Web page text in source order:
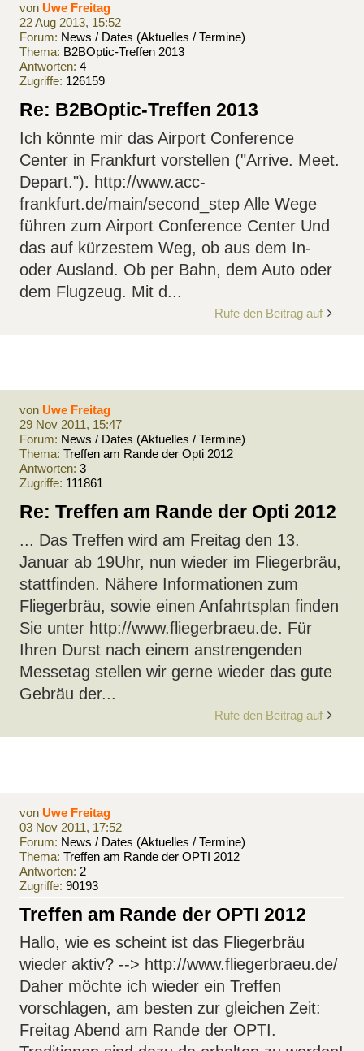
von Uwe Freitag
22 Aug 2013, 15:52
Forum: News / Dates (Aktuelles / Termine)
Thema: B2BOptic-Treffen 2013
Antworten: 4
Zugriffe: 126159
Re: B2BOptic-Treffen 2013
Ich könnte mir das Airport Conference
Center in Frankfurt vorstellen ("Arrive. Meet.
Depart."). http://www.acc-
frankfurt.de/main/second_step Alle Wege
führen zum Airport Conference Center Und
das auf kürzestem Weg, ob aus dem In-
oder Ausland. Ob per Bahn, dem Auto oder
dem Flugzeug. Mit d...
Rufe den Beitrag auf
von Uwe Freitag
29 Nov 2011, 15:47
Forum: News / Dates (Aktuelles / Termine)
Thema: Treffen am Rande der Opti 2012
Antworten: 3
Zugriffe: 111861
Re: Treffen am Rande der Opti 2012
... Das Treffen wird am Freitag den 13.
Januar ab 19Uhr, nun wieder im Fliegerbräu,
stattfinden. Nähere Informationen zum
Fliegerbräu, sowie einen Anfahrtsplan finden
Sie unter http://www.fliegerbraeu.de. Für
Ihren Durst nach einem anstrengenden
Messetag stellen wir gerne wieder das gute
Gebräu der...
Rufe den Beitrag auf
von Uwe Freitag
03 Nov 2011, 17:52
Forum: News / Dates (Aktuelles / Termine)
Thema: Treffen am Rande der OPTI 2012
Antworten: 2
Zugriffe: 90193
Treffen am Rande der OPTI 2012
Hallo, wie es scheint ist das Fliegerbräu
wieder aktiv? --> http://www.fliegerbraeu.de/
Daher möchte ich wieder ein Treffen
vorschlagen, am besten zur gleichen Zeit:
Freitag Abend am Rande der OPTI.